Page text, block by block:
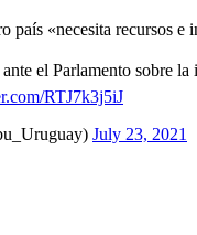
país «necesita recursos
el Parlamento sobre
RTJ7k3j5iJ
July 23, 2021